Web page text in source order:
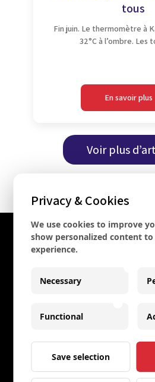
tous
Fin juin. Le thermomètre à
32°C à l’ombre. Les
En savoir
Voir plus
Contact
+43
Spaces Icon Tower
Privacy & Cookies
We use cookies to improve
show personalized content
experience.
Necessary
Functional
Save selection